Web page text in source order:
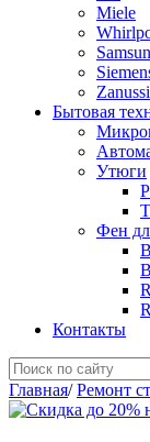
Miele
Zanussi
Бытовая
Утюги
Фен
Контакты
Главная/Ремонт